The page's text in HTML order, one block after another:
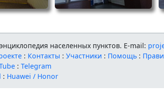
населенных пунктов. E-mail:
: Контакты :Участники : Помощь :
:Telegram
: Huawei / Honor